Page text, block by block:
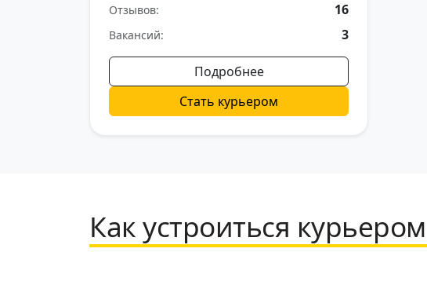
Отзывов: 16
Вакансий: 3
Подробнее
Стать курьером
Как устроиться